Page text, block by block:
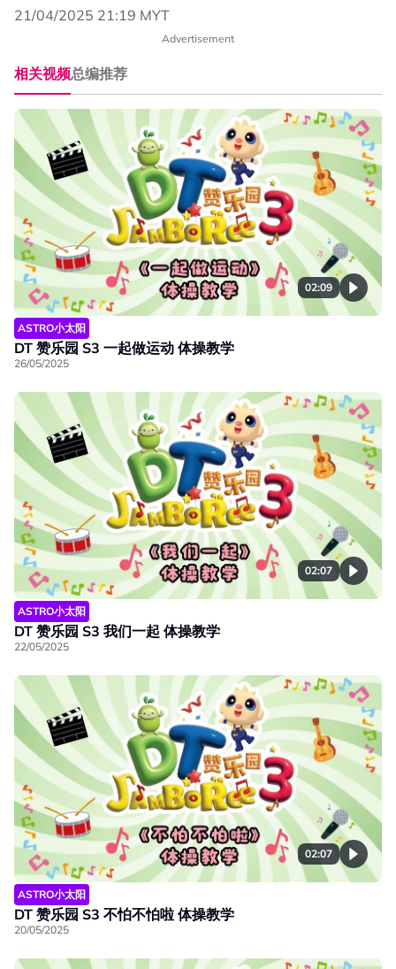
21/04/2025 21:19 MYT
Advertisement
相关视频总编推荐
02:09
ASTRO小太阳
DT 赞乐园 S3 一起做运动 体操教学
26/05/2025
02:07
ASTRO小太阳
DT 赞乐园 S3 我们一起 体操教学
22/05/2025
02:07
ASTRO小太阳
DT 赞乐园 S3 不怕不怕啦 体操教学
20/05/2025